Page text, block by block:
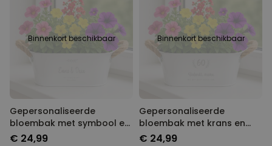
Binnenkort beschikbaar
Gepersonaliseerde
bloembak met symbool en
tekst
€ 24,99
Binnenkort beschikbaar
Gepersonaliseerde
bloembak met krans en
tekst
€ 24,99